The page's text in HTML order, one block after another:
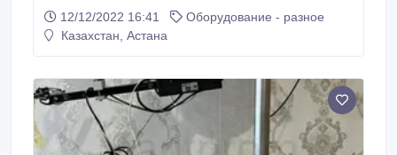
птица, рыба, овощи, картофель, сыр и их
комбинации. * Передвижная станина; * Полностью
Производительность.
12/12/2022 16:41
Оборудование - разное
Казахстан, Астана